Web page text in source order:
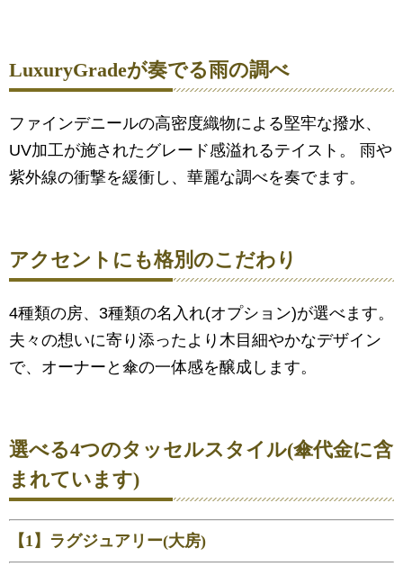
LuxuryGradeが奏でる雨の調べ
ファインデニールの高密度織物による堅牢な撥水、
UV加工が施されたグレード感溢れるテイスト。 雨や
紫外線の衝撃を緩衝し、華麗な調べを奏でます。
アクセントにも格別のこだわり
4種類の房、3種類の名入れ(オプション)が選べます。
夫々の想いに寄り添ったより木目細やかなデザイン
で、オーナーと傘の一体感を醸成します。
選べる4つのタッセルスタイル(傘代金に含
まれています)
【1】ラグジュアリー(大房)